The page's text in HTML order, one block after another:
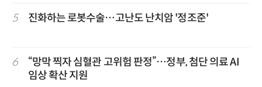
5 진화하는 로봇수술…고난도 난치암 '정조준'
6
“망막 찍자 심혈관 고위험 판정”…정부, 첨단 의료 AI
임상 확산 지원